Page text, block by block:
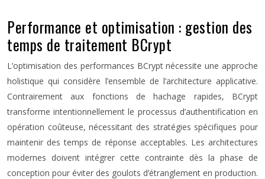
Performance et optimisation : gestion des
temps de traitement BCrypt
L’optimisation des performances BCrypt nécessite une approche
holistique qui considère l’ensemble de l’architecture applicative.
Contrairement aux fonctions de hachage rapides, BCrypt
transforme intentionnellement le processus d’authentification en
opération coûteuse, nécessitant des stratégies spécifiques pour
maintenir des temps de réponse acceptables. Les architectures
modernes doivent intégrer cette contrainte dès la phase de
conception pour éviter des goulots d’étranglement en production.